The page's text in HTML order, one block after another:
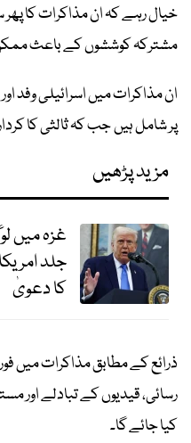
خیال رہے کہ ان مذاکرات کا پھر
مشترکہ کوششوں کے باعث
ان مذاکرات میں اسرائیلی وفد
پر شامل ہیں جب کہ ثالثی کا
مزید پڑھیں
غزہ میں
جلد
کا دعویٰ
ذرائع کے مطابق مذاکرات میں
رسائی، قیدیوں کے تبادلے اور
کیا جائے گا۔